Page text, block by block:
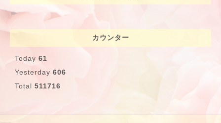
カウンター
Today 61
Yesterday 606
Total 511716